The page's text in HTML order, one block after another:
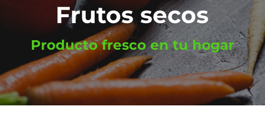
Frutos secos
Producto fresco en tu hogar